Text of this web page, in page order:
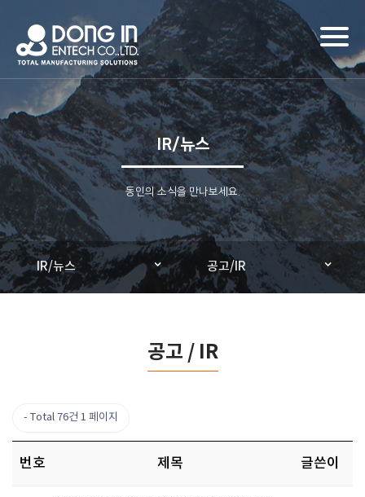
IR/뉴스
동인의 소식을 만나보세요.
IR/뉴스 공고/IR
공고 / IR
Total 76건 1 페이지
번호 제목 글쓴이